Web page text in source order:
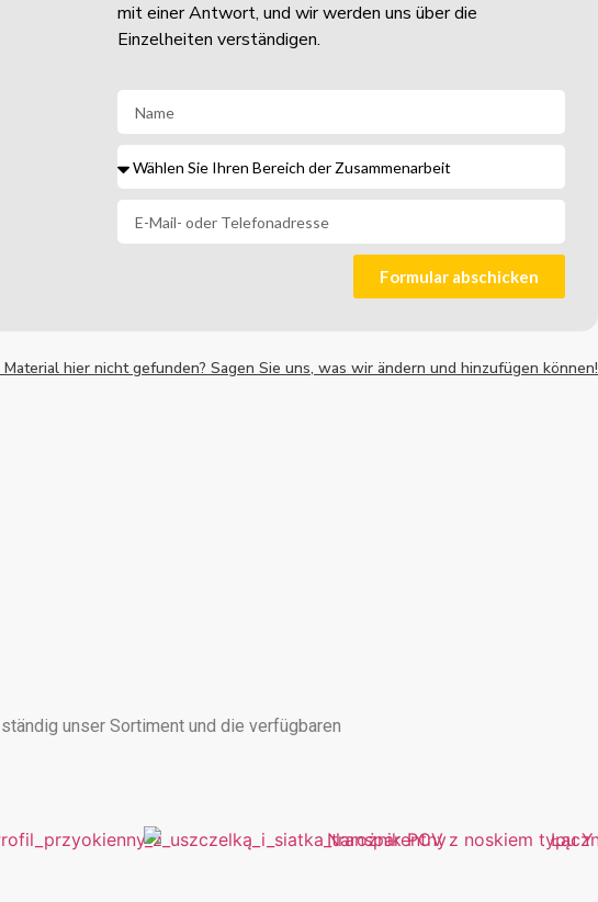
mit einer Antwort, und wir werden uns über die
Einzelheiten verständigen.
Formular abschicken
hier nicht gefunden? Sagen Sie uns, was wir ändern und hinzufügen können!
unser Sortiment und die verfügbaren